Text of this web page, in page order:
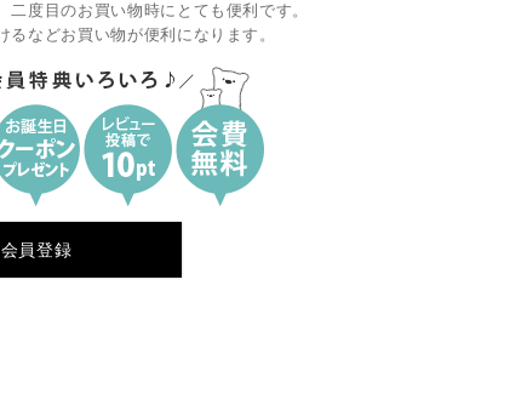
度目のお買い物時にとても便利です。
などお買い物が便利になります。
会員登録